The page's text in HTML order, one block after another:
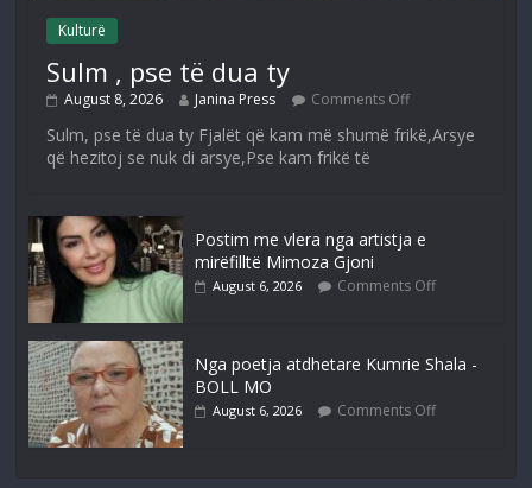
Kulturë
Sulm , pse të dua ty
August 8, 2026 Janina Press Comments Off
Sulm, pse të dua ty Fjalët që kam më shumë frikë,Arsye
që hezitoj se nuk di arsye,Pse kam frikë të
Postim me vlera nga artistja e
mirëfilltë Mimoza Gjoni
August 6, 2026 Comments Off
Nga poetja atdhetare Kumrie Shala -
BOLL MO
August 6, 2026 Comments Off